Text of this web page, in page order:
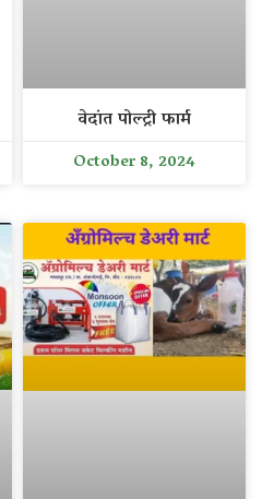
वेदांत पोल्ट्री फार्म
October 8, 2024